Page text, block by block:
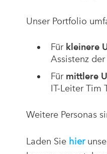
Unser Portfolio
Für kleinere
Assistenz
Für mittlere
IT-Leiter Tim
Weitere Personas
Laden Sie hier